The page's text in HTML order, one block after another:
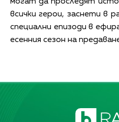
всички герои, заснети в
специални епизоди в
есенния сезон на